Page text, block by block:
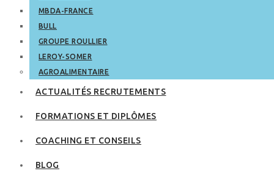
MBDA-FRANCE
BULL
GROUPE ROULLIER
LEROY-SOMER
AGROALIMENTAIRE
ACTUALITÉS RECRUTEMENTS
FORMATIONS ET DIPLÔMES
COACHING ET CONSEILS
BLOG